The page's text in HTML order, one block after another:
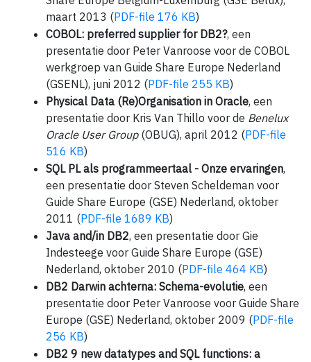
maart 2013 (PDF-file 176 KB)
COBOL: preferred supplier for DB2?, een
presentatie door Peter Vanroose voor de COBOL
werkgroep van Guide Share Europe Nederland
(GSENL), juni 2012 (PDF-file 255 KB)
Physical Data (Re)Organisation in Oracle, een
presentatie door Kris Van Thillo voor de Benelux
Oracle User Group(OBUG), april 2012 (PDF-file
516 KB)
SQL PL als programmeertaal - Onze ervaringen,
een presentatie door Steven Scheldeman voor
Guide Share Europe (GSE) Nederland, oktober
2011 (PDF-file 1689 KB)
Java and/in DB2, een presentatie door Gie
Indesteege voor Guide Share Europe (GSE)
Nederland, oktober 2010 (PDF-file 464 KB)
DB2 Darwin achterna: Schema-evolutie, een
presentatie door Peter Vanroose voor Guide Share
Europe (GSE) Nederland, oktober 2009 (PDF-file
256 KB)
DB2 9 new datatypes and SQL functions: a